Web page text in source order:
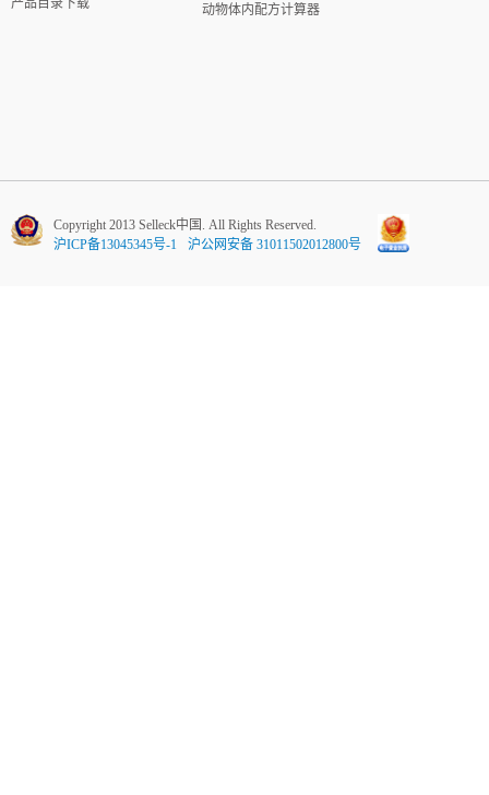
产品目录下载
动物体内配方计算器
Copyright 2013 Selleck中国. All Rights Reserved.
沪ICP备13045345号-1
沪公网安备 31011502012800号